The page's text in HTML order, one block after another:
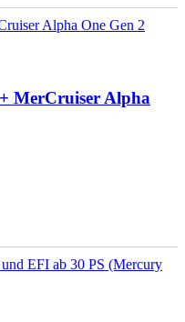
MerCruiser Alpha